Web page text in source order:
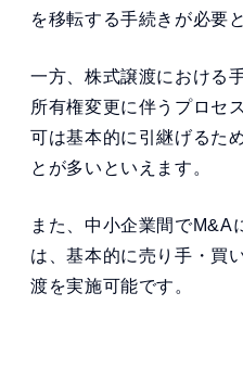
を移転する手続きが必要
一方、株式譲渡における
所有権変更に伴うプロセ
可は基本的に引継げるた
とが多いといえます。
また、中小企業間でM&A
は、基本的に売り手・買
渡を実施可能です。